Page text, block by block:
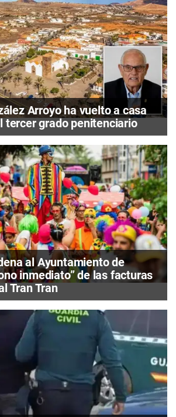
Arroyo ha vuelto a casa
tercer grado penitenciario
al Ayuntamiento de
inmediato” de las facturas
Tran Tran